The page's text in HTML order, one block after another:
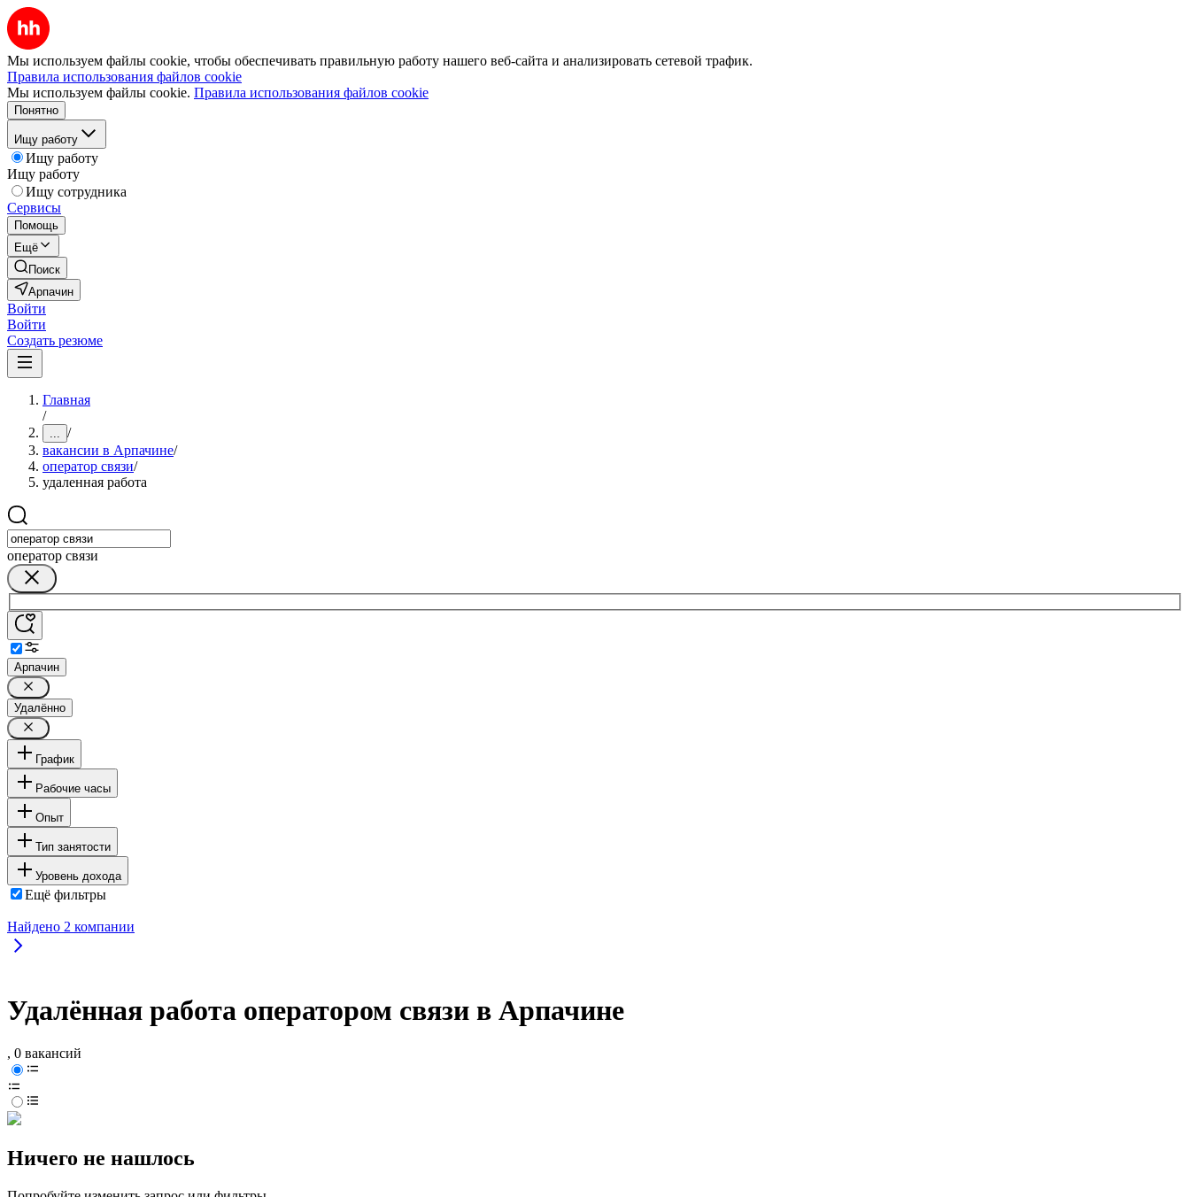
Мы используем файлы cookie, чтобы обеспечивать правильную работу нашего веб-сайта и анализировать сетевой трафик.
Правила использования файлов cookie
Мы используем файлы cookie. Правила использования файлов cookie
Понятно
Ищу работу
Ищу работу
Ищу работу
Ищу сотрудника
Сервисы
Помощь
Ещё
Поиск
Арпачин
Войти
Войти
Создать резюме
Главная
/
... /
вакансии в Арпачине/
оператор связи/
удаленная работа
оператор связи
Арпачин
Удалённо
График
Рабочие часы
Опыт
Тип занятости
Уровень дохода
Ещё фильтры
Найдено 2 компании
Удалённая работа оператором связи в Арпачине
, 0 вакансий
Ничего не нашлось